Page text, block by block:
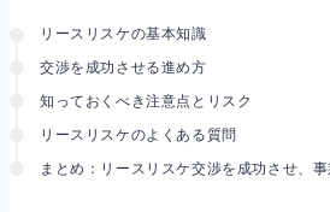
リースリスケの基本知識
交渉を成功させる進め方
知っておくべき注意点とリスク
リースリスケのよくある質問
まとめ：リースリスケ交渉を成功させ、